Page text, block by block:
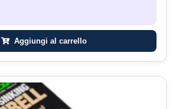
Aggiungi al carrello